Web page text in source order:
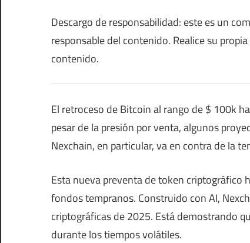
Descargo de responsabilidad: este es un
responsable del contenido. Realice su
contenido.
El retroceso de Bitcoin al rango de $ 100k
pesar de la presión por venta, algunos
Nexchain, en particular, va en contra de la
Esta nueva preventa de token criptográfico
fondos tempranos. Construido con AI,
criptográficas de 2025. Está demostrando
durante los tiempos volátiles.